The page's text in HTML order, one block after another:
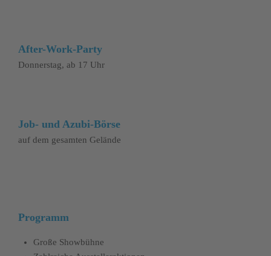
After-Work-Party
Donnerstag, ab 17 Uhr
Job- und Azubi-Börse
auf dem gesamten Gelände
Programm
Große Showbühne